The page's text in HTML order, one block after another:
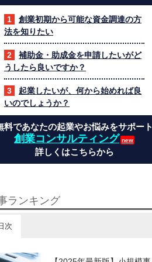
創業初期から可能な資金調達の方
法を知りたい
補助金・助成金を申請したいがど
うしたら良いですか？
起業したいが、何から始めれば良
いのでしょうか？
料であなたの起業やお悩みをサポート
創業コンサルティング
詳しくはこちらから
ランキング
次